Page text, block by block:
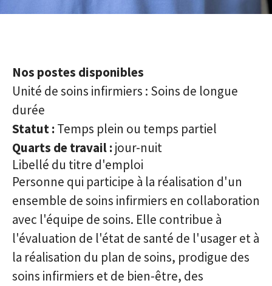
Nos postes disponibles
Unité de soins infirmiers : Soins de longue
durée
Statut : Temps plein ou temps partiel
Quarts de travail : jour-nuit
Libellé du titre d'emploi
Personne qui participe à la réalisation d'un
ensemble de soins infirmiers en collaboration
avec l'équipe de soins. Elle contribue à
l'évaluation de l'état de santé de l'usager et à
la réalisation du plan de soins, prodigue des
soins infirmiers et de bien-être, des